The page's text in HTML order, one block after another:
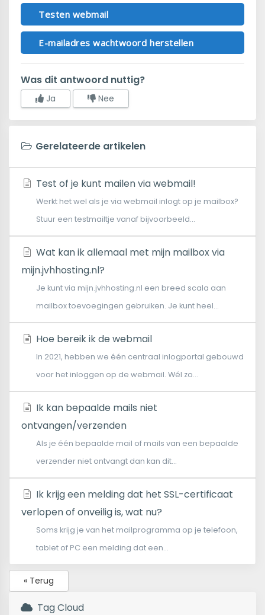
Testen webmail
E-mailadres wachtwoord herstellen
Was dit antwoord nuttig?
Ja Nee
Gerelateerde artikelen
Test of je kunt mailen via webmail!
Werkt het wel als je via webmail inlogt op je mailbox?
Stuur een testmailtje vanaf bijvoorbeeld...
Wat kan ik allemaal met mijn mailbox via
mijn.jvhhosting.nl?
Je kunt via mijn.jvhhosting.nl een breed scala aan
mailbox toevoegingen gebruiken. Je kunt heel...
Hoe bereik ik de webmail
In 2021, hebben we één centraal inlogportal gebouwd
voor het inloggen op de webmail. Wél zo...
Ik kan bepaalde mails niet
ontvangen/verzenden
Als je één bepaalde mail of mails van een bepaalde
verzender niet ontvangt dan kan dit...
Ik krijg een melding dat het SSL-certificaat
verlopen of onveilig is, wat nu?
Soms krijg je van het mailprogramma op je telefoon,
tablet of PC een melding dat een...
« Terug
Tag Cloud